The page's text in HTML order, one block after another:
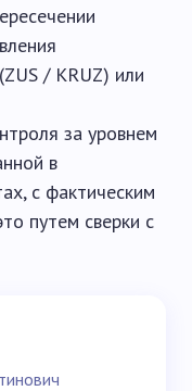
/ KRUZ) или
за уровнем
в
с фактическим
путем сверки с